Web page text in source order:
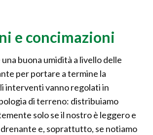
e concimazioni
buona umidità a livello delle
per portare a termine la
interventi vanno regolati in
di terreno: distribuiamo
solo se il nostro è leggero e
e, soprattutto, se notiamo